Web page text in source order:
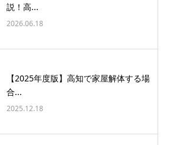
説！高...
2026.06.18
【2025年度版】高知で家屋解体する場
合...
2025.12.18